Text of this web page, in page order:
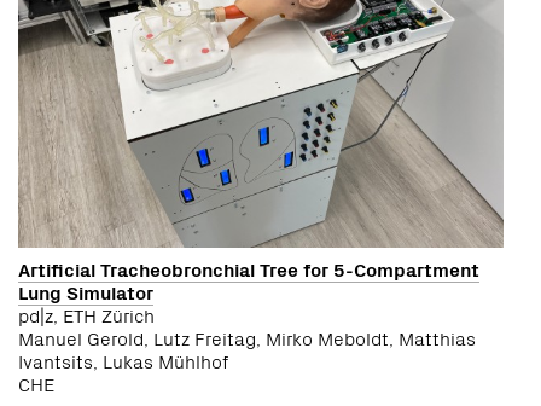
Artificial Tracheobronchial Tree for 5-Compartment
Lung Simulator
pd|z, ETH Zürich
Manuel Gerold, Lutz Freitag, Mirko Meboldt, Matthias
Ivantsits, Lukas Mühlhof
CHE